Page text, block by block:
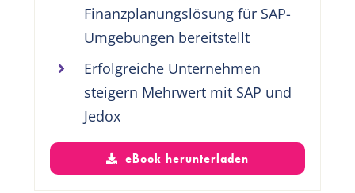
Finanzplanungslösung für SAP-
Umgebungen bereitstellt
Erfolgreiche Unternehmen
steigern Mehrwert mit SAP und
Jedox
eBook herunterladen